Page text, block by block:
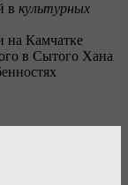
в культурных
на Камчатке
в Сытого Хана